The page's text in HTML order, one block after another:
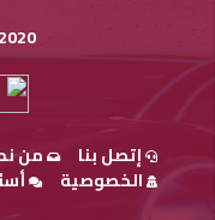
©
إتصل بنا من
الخصوصية